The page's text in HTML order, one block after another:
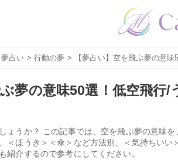
夢占い > 行動の夢 > 【夢占い】空を飛ぶ夢の意味
ぶ夢の意味50選！低空飛行
ょうか？ この記事では、空を飛ぶ夢の意味
＜ほうき＞＜傘＞など方法別、＜気持ちいい
紹介するので参考にしてください。